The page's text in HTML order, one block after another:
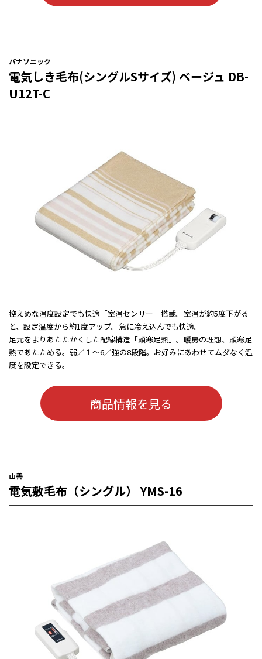
パナソニック
電気しき毛布(シングルSサイズ) ベージュ DB-
U12T-C
控えめな温度設定でも快適「室温センサー」搭載。室温が約5度下がる
と、設定温度から約1度アップ。急に冷え込んでも快適。
足元をよりあたたかくした配線構造「頭寒足熱」。暖房の理想、頭寒足
熱であたためる。弱／１～6／強の8段階。お好みにあわせてムダなく温
度を設定できる。
商品情報を見る
山善
電気敷毛布（シングル） YMS-16